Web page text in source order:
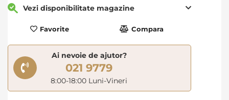
Vezi disponibilitate magazine
Favorite Compara
Ai nevoie de ajutor?
021 9779
8:00-18:00 Luni-Vineri